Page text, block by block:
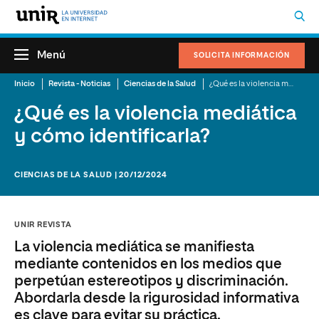
SOLICITA INFORMACIÓN
Menú
Inicio Revista - Noticias Ciencias de la Salud
¿Qué es la violencia mediática
y cómo identificarla?
CIENCIAS DE LA SALUD | 20/12/2024
UNIR REVISTA
La violencia mediática se manifiesta
mediante contenidos en los medios que
perpetúan estereotipos y discriminación.
Abordarla desde la rigurosidad informativa
es clave para evitar su práctica.